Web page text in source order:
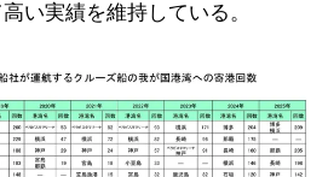
い実績を維持している。